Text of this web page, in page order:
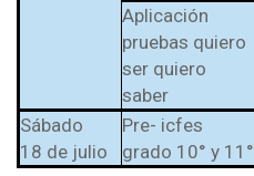
Aplicación
pruebas quiero
ser quiero
saber
Sábado
18 de julio
Pre- icfes
grado 10° y 11°